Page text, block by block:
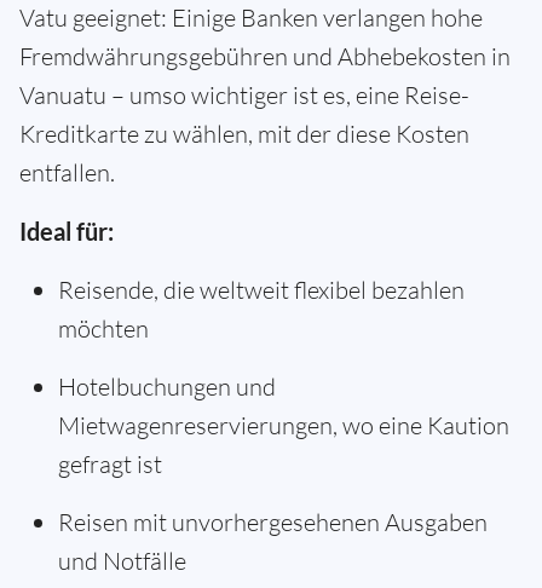
Vatu geeignet: Einige Banken verlangen hohe
Fremdwährungsgebühren und Abhebekosten in
Vanuatu – umso wichtiger ist es, eine Reise-
Kreditkarte zu wählen, mit der diese Kosten
entfallen.
Ideal für:
Reisende, die weltweit flexibel bezahlen
möchten
Hotelbuchungen und
Mietwagenreservierungen, wo eine Kaution
gefragt ist
Reisen mit unvorhergesehenen Ausgaben
und Notfälle